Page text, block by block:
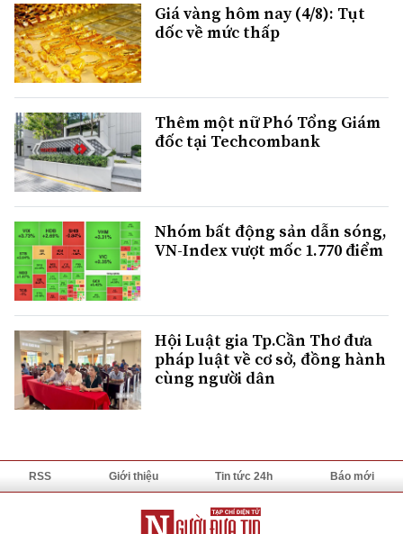
Giá vàng hôm nay (4/8): Tụt
dốc về mức thấp
Thêm một nữ Phó Tổng Giám
đốc tại Techcombank
Nhóm bất động sản dẫn sóng,
VN-Index vượt mốc 1.770 điểm
Hội Luật gia Tp.Cần Thơ đưa
pháp luật về cơ sở, đồng hành
cùng người dân
RSS Giới thiệu Tin tức 24h Báo mới